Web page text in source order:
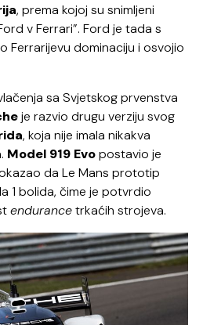
, prema kojoj su snimljeni
v Ferrari”. Ford je tada s
Ferrarijevu dominaciju i osvojio
sa Svjetskog prvenstva
je razvio drugu verziju svog
, koja nije imala nikakva
Model 919 Evopostavio je
da Le Mans prototip
1 bolida, čime je potvrdio
endurancetrkaćih strojeva.